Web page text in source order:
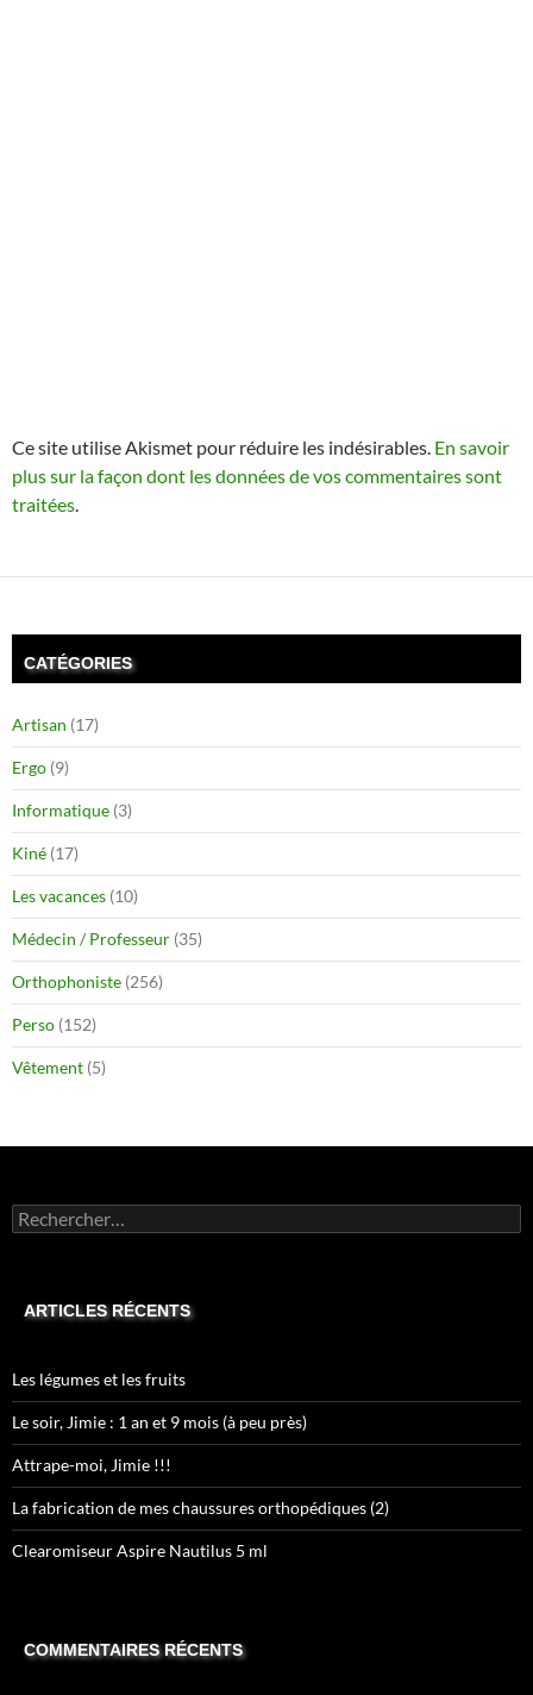
Ce site utilise Akismet pour réduire les indésirables. En savoir
plus sur la façon dont les données de vos commentaires sont
traitées
CATÉGORIES
Artisan (17)
Ergo (9)
Informatique (3)
Kiné (17)
Les vacances (10)
Médecin / Professeur (35)
Orthophoniste (256)
Perso (152)
Vêtement (5)
Rechercher :
ARTICLES RÉCENTS
Les légumes et les fruits
Le soir, Jimie : 1 an et 9 mois (à peu près)
Attrape-moi, Jimie !!!
La fabrication de mes chaussures orthopédiques (2)
Clearomiseur Aspire Nautilus 5 ml
COMMENTAIRES RÉCENTS